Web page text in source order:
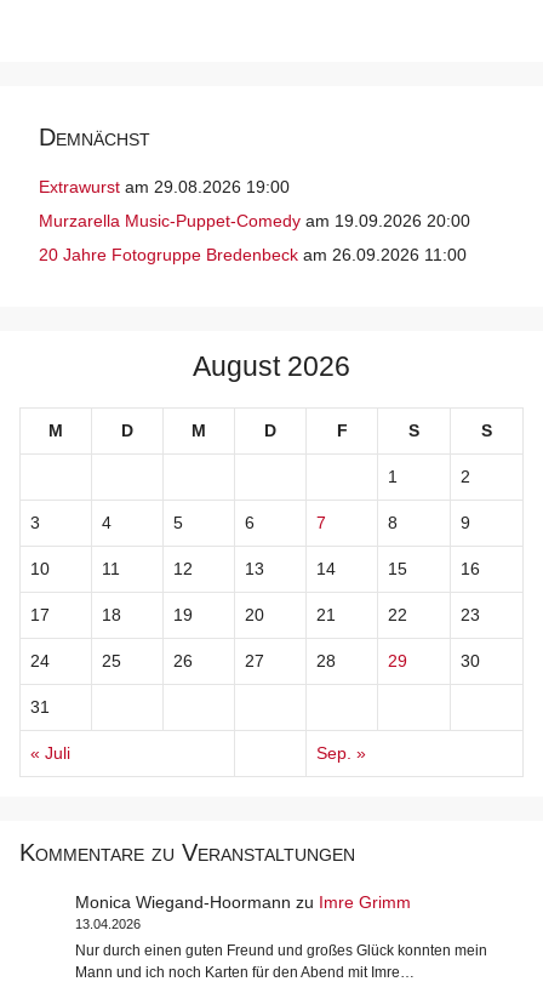
Demnächst
Extrawurst am 29.08.2026 19:00
Murzarella Music-Puppet-Comedy am 19.09.2026 20:00
20 Jahre Fotogruppe Bredenbeck am 26.09.2026 11:00
August 2026
M D M D F S S
1 2
3 4 5 6 7 8 9
10 11 12 13 14 15 16
17 18 19 20 21 22 23
24 25 26 27 28 29 30
31
« Juli Sep. »
Kommentare zu Veranstaltungen
Monica Wiegand-Hoormann zu Imre Grimm
13.04.2026
Nur durch einen guten Freund und großes Glück konnten mein
Mann und ich noch Karten für den Abend mit Imre…